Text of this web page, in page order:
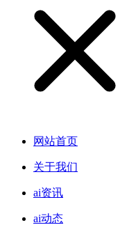
网站首页
关于我们
ai资讯
ai动态